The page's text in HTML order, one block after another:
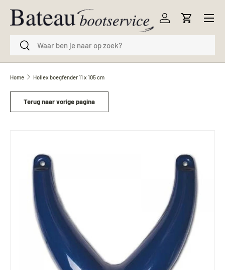
Ga naar inhoud
ZoekenZoeken
Inloggen
Menu
Home Hollex boegfender 11 x 105 cm
Terug naar vorige pagina